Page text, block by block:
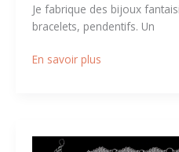
Je fabrique des bijoux
bracelets, pendentifs. Un
En savoir plus
Liminal